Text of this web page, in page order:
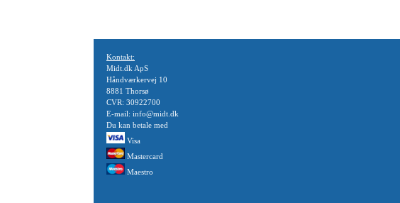
Kontakt:
Midt.dk ApS
Håndværkervej 10
8881 Thorsø
CVR: 30922700
E-mail: info@midt.dk
Du kan betale med
Visa
Mastercard
Maestro